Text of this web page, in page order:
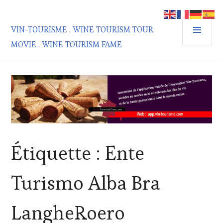
contenu
principal
VIN-TOURISME . WINE TOURISM TOUR
MOVIE . WINE TOURISM FAME
Étiquette : Ente
Turismo Alba Bra
LangheRoero